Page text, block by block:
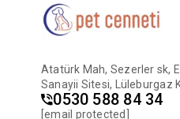
Atatürk Mah, Sezerler sk,
Sanayii Sitesi, Lüleburgaz
0530 588 84 34
[email protected]